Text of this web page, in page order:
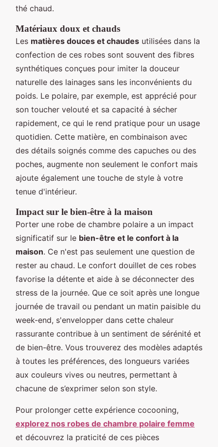
thé chaud.
Matériaux doux et chauds
Les matières douces et chaudes utilisées dans la
confection de ces robes sont souvent des fibres
synthétiques conçues pour imiter la douceur
naturelle des lainages sans les inconvénients du
poids. Le polaire, par exemple, est apprécié pour
son toucher velouté et sa capacité à sécher
rapidement, ce qui le rend pratique pour un usage
quotidien. Cette matière, en combinaison avec
des détails soignés comme des capuches ou des
poches, augmente non seulement le confort mais
ajoute également une touche de style à votre
tenue d'intérieur.
Impact sur le bien-être à la maison
Porter une robe de chambre polaire a un impact
significatif sur le bien-être et le confort à la
maison. Ce n'est pas seulement une question de
rester au chaud. Le confort douillet de ces robes
favorise la détente et aide à se déconnecter des
stress de la journée. Que ce soit après une longue
journée de travail ou pendant un matin paisible du
week-end, s'envelopper dans cette chaleur
rassurante contribue à un sentiment de sérénité et
de bien-être. Vous trouverez des modèles adaptés
à toutes les préférences, des longueurs variées
aux couleurs vives ou neutres, permettant à
chacune de s’exprimer selon son style.
Pour prolonger cette expérience cocooning,
explorez nos robes de chambre polaire femme
et découvrez la praticité de ces pièces